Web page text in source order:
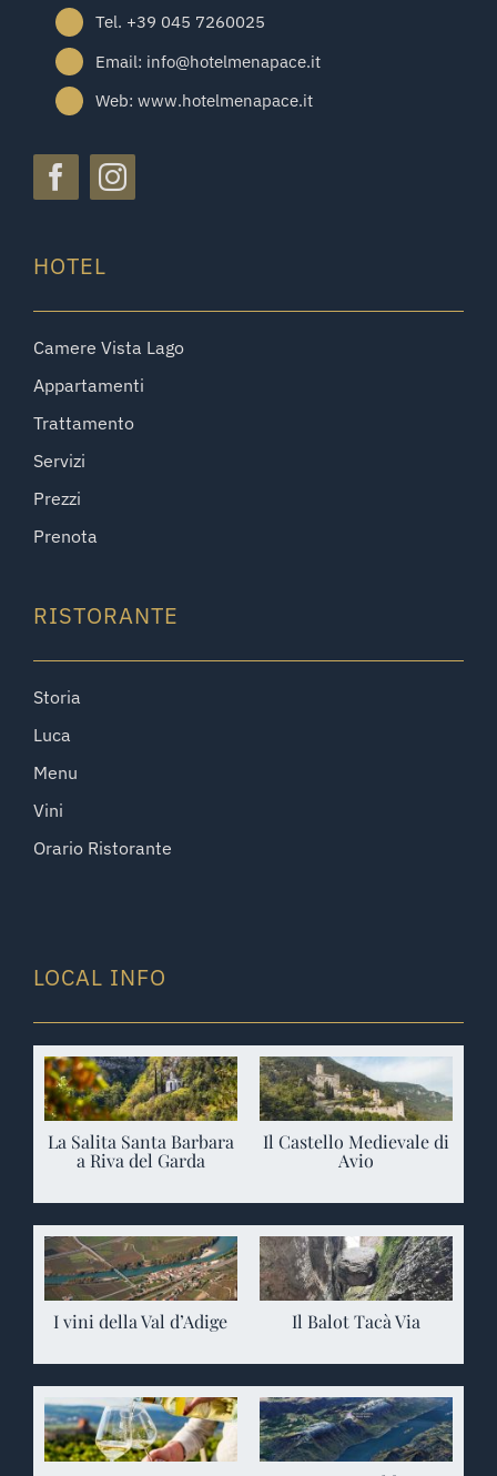
Tel. +39 045 7260025
Email: info@hotelmenapace.it
Web: www.hotelmenapace.it
HOTEL
Camere Vista Lago
Appartamenti
Trattamento
Servizi
Prezzi
Prenota
RISTORANTE
Storia
Luca
Menu
Vini
Orario Ristorante
LOCAL INFO
La Salita Santa Barbara
a Riva del Garda
Il Castello Medievale di
Avio
I vini della Val d’Adige Il Balot Tacà Via